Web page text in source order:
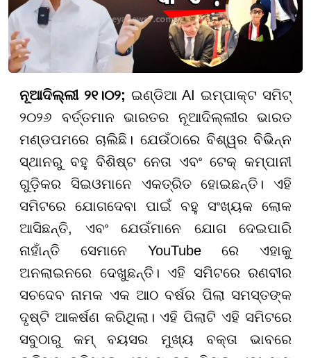
ନୂଆଦିଲ୍ଲୀ ୨୧।୦୨; ଇଣ୍ଡିଆ AI ଇମ୍ପାକ୍ଟ ସମିଟ୍
୨୦୨୬ ବର୍ତ୍ତମାନ ଭାରତର ନୂଆଦିଲ୍ଲୀର ଭାରତ
ମଣ୍ଡପମରେ ଚାଲିଛି। ଯେଉଁଠାରେ ବିଶ୍ୱର ବିଭିନ୍ନ
ସ୍ଥାନରୁ ବହୁ ବିଶିଷ୍ଟ ନେତା ଏବଂ ଟେକ୍ କମ୍ପାନୀ
ଗୁଡ଼ିକର ସିଇଓମାନେ ଏକତ୍ରିତ ହୋଇଛନ୍ତି। ଏହି
ସମିଟରେ ଯୋଗଦେବା ପାଇଁ ବହୁ ସଂଖ୍ୟକ ଲୋକ
ଆସିଛନ୍ତି, ଏବଂ ଯେଉଁମାନେ ଯୋଗ ଦେଇପାରି
ନାହାଁନ୍ତି ସେମାନେ YouTube ରେ ଏହାକୁ
ଅନଲାଇନରେ ଦେଖୁଛନ୍ତି। ଏହି ସମିଟରେ ରଣବୀର
ସଚଦେବ ନାମକ ଏକ ଆଠ ବର୍ଷର ପିଲା ସମସ୍ତଙ୍କ
ଦୃଷ୍ଟି ଆକର୍ଷଣ କରିଥିଲା। ଏହି ପିଲାଟି ଏହି ସମିଟରେ
ସବୁଠାରୁ କମ୍ ବୟସର ମୁଖ୍ୟ ବକ୍ତା ଭାବରେ